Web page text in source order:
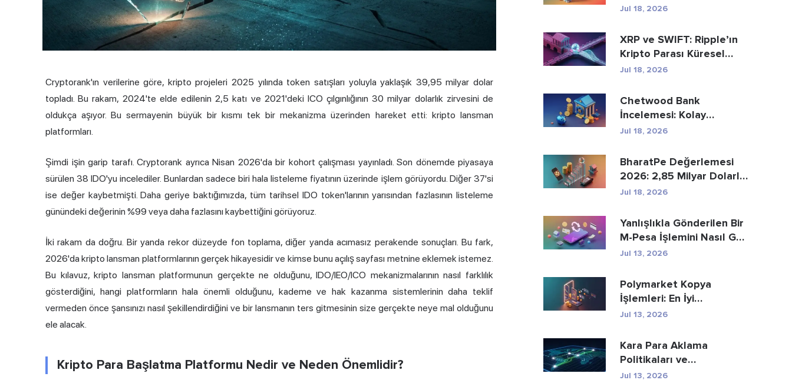
Cryptorank'ın verilerine göre, kripto projeleri 2025 yılında token satışları yoluyla yaklaşık 39,95 milyar dolar
topladı. Bu rakam, 2024'te elde edilenin 2,5 katı ve 2021'deki ICO çılgınlığının 30 milyar dolarlık zirvesini de
oldukça aşıyor. Bu sermayenin büyük bir kısmı tek bir mekanizma üzerinden hareket etti: kripto lansman
platformları.
Şimdi işin garip tarafı. Cryptorank ayrıca Nisan 2026'da bir kohort çalışması yayınladı. Son dönemde piyasaya
sürülen 38 IDO'yu incelediler. Bunlardan sadece biri hala listeleme fiyatının üzerinde işlem görüyordu. Diğer 37'si
ise değer kaybetmişti. Daha geriye baktığımızda, tüm tarihsel IDO token'larının yarısından fazlasının listeleme
günündeki değerinin %99 veya daha fazlasını kaybettiğini görüyoruz.
İki rakam da doğru. Bir yanda rekor düzeyde fon toplama, diğer yanda acımasız perakende sonuçları. Bu fark,
2026'da kripto lansman platformlarının gerçek hikayesidir ve kimse bunu açılış sayfası metnine eklemek istemez.
Bu kılavuz, kripto lansman platformunun gerçekte ne olduğunu, IDO/IEO/ICO mekanizmalarının nasıl farklılık
gösterdiğini, hangi platformların hala önemli olduğunu, kademe ve hak kazanma sistemlerinin daha teklif
vermeden önce şansınızı nasıl şekillendirdiğini ve bir lansmanın ters gitmesinin size gerçekte neye mal olduğunu
ele alacak.
Kripto Para Başlatma Platformu Nedir ve Neden Önemlidir?
Yılı Haberinin...
Jul 18, 2026
XRP ve SWIFT: Ripple’ın
Kripto Parası Küresel
Ödemelerin Yer...
Jul 18, 2026
Chetwood Bank
İncelemesi: Kolay
Tasarruf ve Güvenli
Jul 18, 2026
BharatPe Değerlemesi
2026: 2,85 Milyar Dolarlık
Fintech Unicorn ...
Jul 18, 2026
Yanlışlıkla Gönderilen Bir
M-Pesa İşlemini Nasıl Geri
Alabi...
Jul 13, 2026
Polymarket Kopya
İşlemleri: En İyi
Cüzdanları Güvenli Bir Ş...
Jul 13, 2026
Kara Para Aklama
Politikaları ve
Prosedürleri: Eksiksiz Bir
Jul 13, 2026